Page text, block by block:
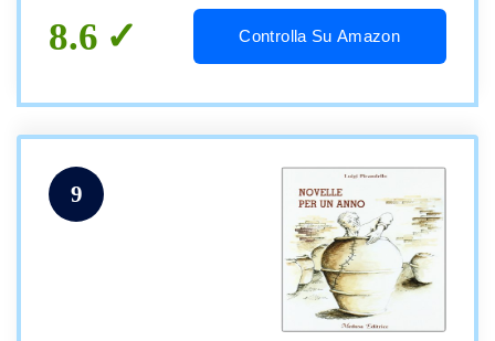
8.6 Controlla Su Amazon
9